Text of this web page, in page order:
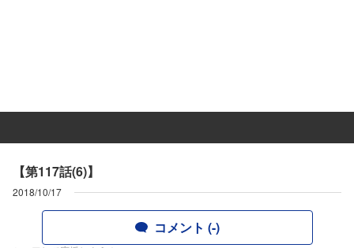
【第117話(6)】
2018/10/17
コメント (-)